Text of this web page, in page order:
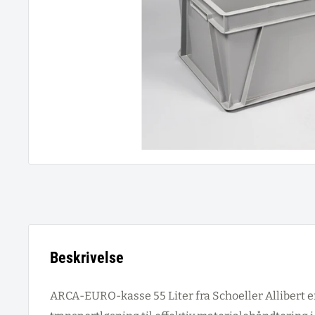
Beskrivelse
ARCA-EURO-kasse 55 Liter fra Schoeller Allibert